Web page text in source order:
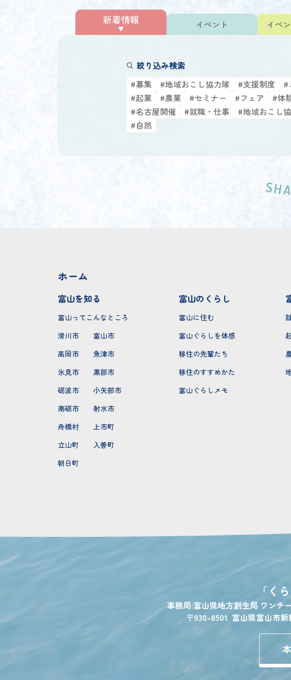
新着情報 イベント イベ
絞り込み検索
#募集
#地域おこし協力隊 #支援制度 #
#起業
#農業 #セミナー #フェア #体
#名古屋開催
#就職・仕事 #地域おこし
#自然
ホーム
富山を知る
富山ってこんなところ
滑川市
富山市
高岡市
魚津市
氷見市
黒部市
砺波市
小矢部市
南砺市
射水市
舟橋村
上市町
立山町
入善町
朝日町
富山のくらし
富山に住む
富山ぐらしを体感
移住の先輩たち
移住のすすめかた
富山ぐらしメモ
「く
事務局:富山県地方創生局 ワンチ
〒930-8501 富山県富山市